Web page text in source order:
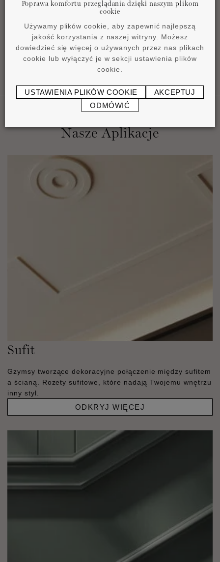
Instrukcja instalacji
0,45 MB
Nasze Aplikacje
Sufit
Gzymsy tworzące dekoracyjne połączenie między sufitem
a ścianą. Rozety sufitowe, które nadają Twojemu wnętrzu
inny styl.
ODKRYJ WIĘCEJ
Poprawa komfortu przeglądania dzięki naszym plikom
cookie
Używamy plików cookie, aby zapewnić najlepszą
jakość korzystania z naszej witryny. Możesz
dowiedzieć się więcej o używanych przez nas plikach
cookie lub wyłączyć je w sekcji ustawienia plików
cookie.
USTAWIENIA PLIKÓW COOKIE
AKCEPTUJ
ODMÓWIĆ